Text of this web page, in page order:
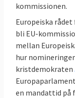
kommissionen.
Europeiska
bli EU-
mellan
hur
kristdemokraten
en mandattid på